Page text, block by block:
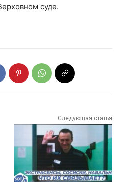
суде.
Следующая статья